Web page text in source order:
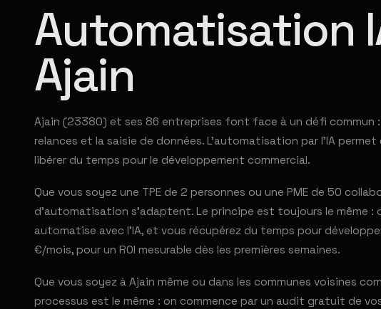
Automatisation
Ajain
Ajain (23380) et ses 86 entreprises font face à un défi commun
relances et la saisie de données. L'automatisation par l'IA
libérer du temps pour le développement commercial.
Que vous soyez une TPE de 2 personnes ou une PME de 50
d'automatisation s'adaptent. Le principe est toujours le même
automatise avec l'IA, et vous récupérez du temps pour
€/mois, pour un ROI mesurable dès les premières semaines.
Que vous soyez à Ajain même ou dans les communes voisines
processus est le même : on commence par un audit gratuit de